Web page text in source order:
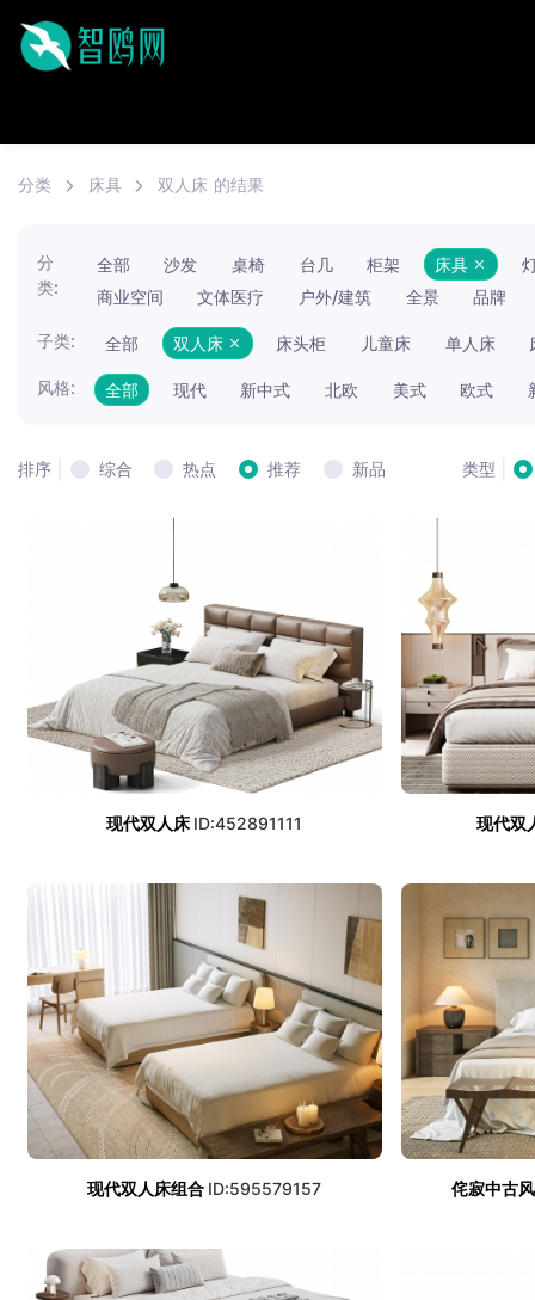
分类 床具 双人床 的结果
分
类:
全部 沙发 桌椅 台几 柜架 床具
商业空间
文体医疗 户外/建筑 全景 品牌
子类: 全部 双人床 床头柜 儿童床 单人床
风格: 全部 现代 新中式 北欧 美式 欧式
排序 综合 热点 推荐 新品 类型
现代双人床 ID:452891111 现代双
现代双人床组合 ID:595579157 侘寂中古